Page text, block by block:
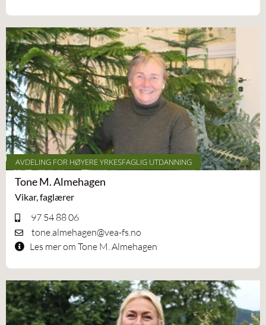
AVDELING FOR HØYERE YRKESFAGLIG UTDANNING
Tone M. Almehagen
Vikar, faglærer
97 54 88 06
tone.almehagen@vea-fs.no
Les mer om Tone M. Almehagen